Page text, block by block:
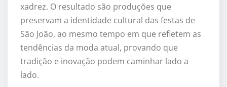
xadrez. O resultado são produções que
preservam a identidade cultural das festas de
São João, ao mesmo tempo em que refletem as
tendências da moda atual, provando que
tradição e inovação podem caminhar lado a
lado.